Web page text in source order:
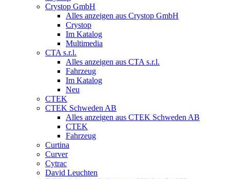
Crystop GmbH
Alles anzeigen aus Crystop GmbH
Crystop
Im Katalog
Multimedia
CTA s.r.l.
Alles anzeigen aus CTA s.r.l.
Fahrzeug
Im Katalog
Neu
CTEK
CTEK Schweden AB
Alles anzeigen aus CTEK Schweden AB
CTEK
Fahrzeug
Curtina
Curver
Cytrac
David Leuchten